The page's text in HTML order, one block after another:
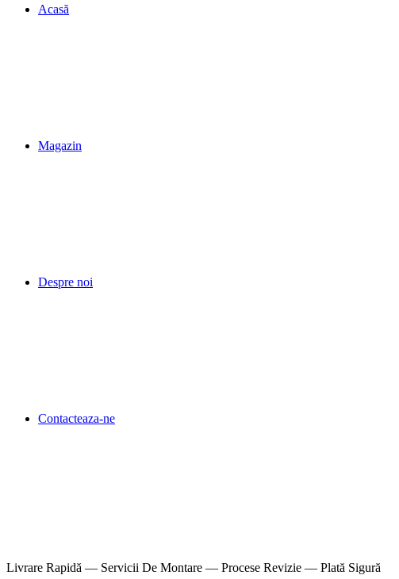
Acasă
Magazin
Despre noi
Contacteaza-ne
Livrare Rapidă — Servicii De Montare — Procese Revizie — Plată Sigură